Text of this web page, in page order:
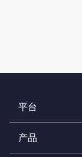
平台
产品